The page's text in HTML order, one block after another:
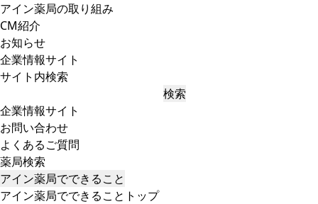
アイン薬局の取り組み
CM紹介
お知らせ
企業情報サイト
サイト内検索
検索
企業情報サイト
お問い合わせ
よくあるご質問
薬局検索
アイン薬局でできること
アイン薬局でできることトップ